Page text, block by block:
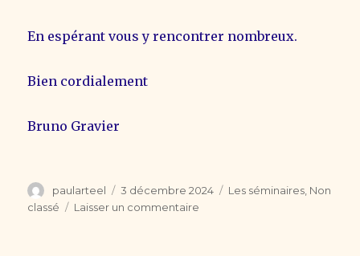
En espérant vous y rencontrer nombreux.
Bien cordialement
Bruno Gravier
Auteur
paularteel
Publié
le
3 décembre 2024 Catégories
Les séminaires Non
classé
Laisser un commentaire